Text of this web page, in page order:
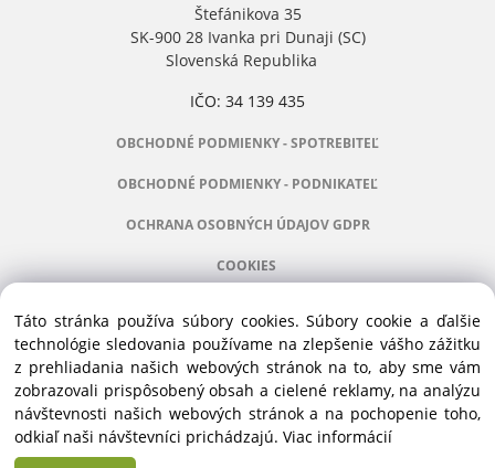
Štefánikova 35
SK-900 28 Ivanka pri Dunaji (SC)
Slovenská Republika
IČO: 34 139 435
OBCHODNÉ PODMIENKY - SPOTREBITEĽ
OBCHODNÉ PODMIENKY - PODNIKATEĽ
OCHRANA OSOBNÝCH ÚDAJOV GDPR
COOKIES
Manažér:+421 911 031 991
Príslušenstvo:+421 910 121 005
Stroje:+421 903 404 067
Servis:+421 903 404 047
Táto stránka používa súbory cookies. Súbory cookie a ďalšie
technológie sledovania používame na zlepšenie vášho zážitku
z prehliadania našich webových stránok na to, aby sme vám
zobrazovali prispôsobený obsah a cielené reklamy, na analýzu
návštevnosti našich webových stránok a na pochopenie toho,
odkiaľ naši návštevníci prichádzajú. Viac informácií